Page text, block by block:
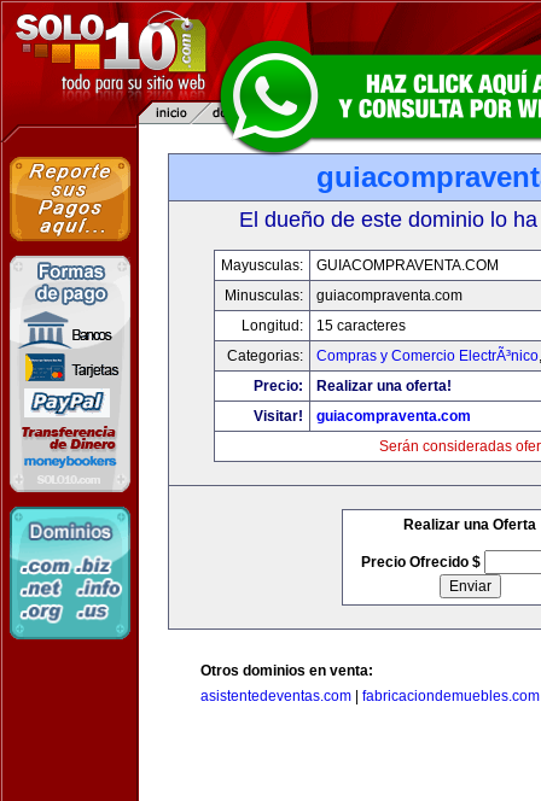
El dueño de este dominio lo
Mayusculas:
GUIACOMPRAVENTA.COM
Minusculas:
guiacompraventa.com
Longitud:
15 caracteres
Categorias:
Compras y Comercio ElectrÃ³nico
Precio:
Realizar una oferta!
Visitar!
guiacompraventa.com
Serán consideradas
Realizar una Oferta
Precio Ofrecido $
Otros dominios en venta:
asistentedeventas.com
fabricaciondemuebles.com